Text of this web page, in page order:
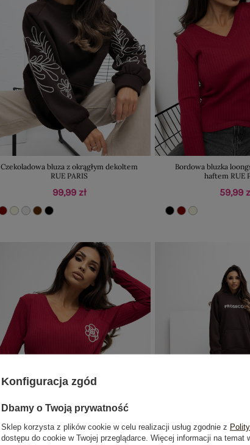
Czekoladowa bluza z okrągłym dekoltem
RUE PARIS
99,99 zł
Bordowa bluzka
haftem RUE
59,99
Konfiguracja zgód
Dbamy o Twoją prywatność
Sklep korzysta z plików cookie w celu realizacji usług zgodnie z
dostępu do cookie w Twojej przeglądarce. Więcej informacji na